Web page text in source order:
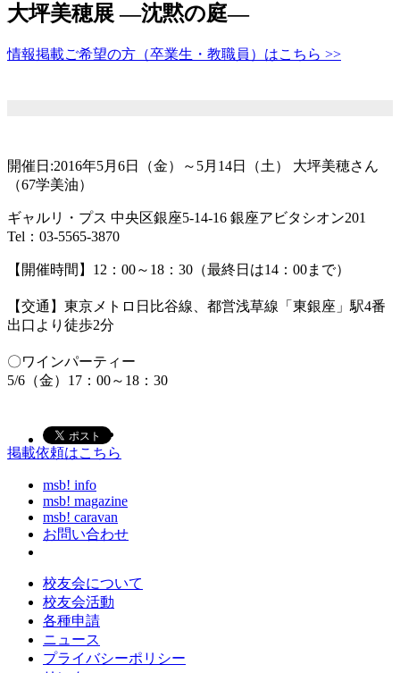
大坪美穂展 ―沈黙の庭―
情報掲載ご希望の方（卒業生・教職員）はこちら >>
開催日:2016年5月6日（金）～5月14日（土） 大坪美穂さん
（67学美油）
ギャルリ・プス 中央区銀座5-14-16 銀座アビタシオン201
Tel：03-5565-3870
【開催時間】12：00～18：30（最終日は14：00まで）
【交通】東京メトロ日比谷線、都営浅草線「東銀座」駅4番
出口より徒歩2分
〇ワインパーティー
5/6（金）17：00～18：30
掲載依頼はこちら
msb! info
msb! magazine
msb! caravan
お問い合わせ
校友会について
校友会活動
各種申請
ニュース
プライバシーポリシー